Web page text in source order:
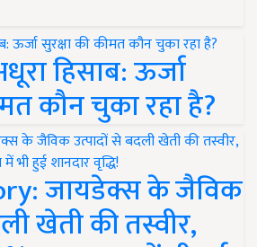
हिसाब: ऊर्जा
कौन चुका रहा है?
जायडेक्स के जैविक
खेती की तस्वीर,